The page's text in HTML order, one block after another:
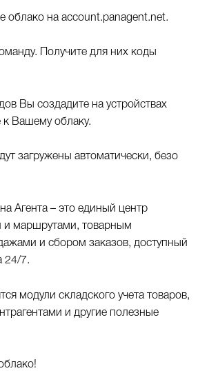
облако на account.panagent.net.
Получите для них коды
Вы создадите на устройствах
Вашему облаку.
загружены автоматически, безо
Агента – это единый центр
и маршрутами, товарным
и сбором заказов, доступный
24/7.
модули складского учета товаров,
и другие полезные